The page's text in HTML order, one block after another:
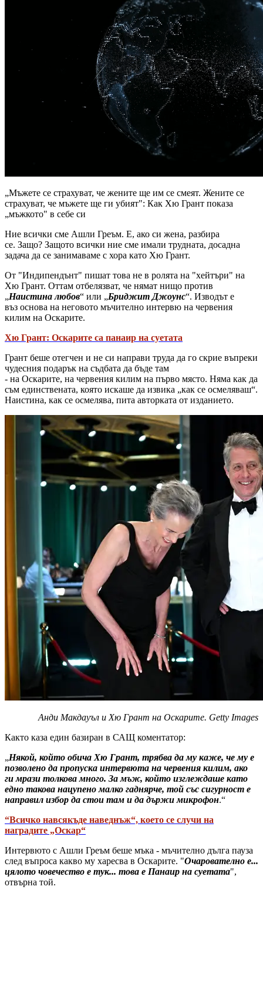
„Мъжете се страхуват, че жените ще им се смеят. Жените се
страхуват, че мъжете ще ги убият": Как Хю Грант показа
„мъжкото" в себе си
Ние всички сме Ашли Греъм. Е, ако си жена, разбира
се. Защо? Защото всички ние сме имали трудната, досадна
задача да се занимаваме с хора като Хю Грант.
От "Индипендънт" пишат това не в ролята на "хейтъри" на
Хю Грант. Оттам отбелязват, че нямат нищо против
„Наистина любов“ или „Бриджит Джоунс“. Изводът е
въз основа на неговото мъчително интервю на червения
килим на Оскарите.
Хю Грант: Оскарите са панаир на суетата
Грант беше отегчен и не си направи труда да го скрие въпреки
чудесния подарък на съдбата да бъде там
- на Оскарите, на червения килим на първо място. Няма как да
съм единствената, която искаше да извика „как се осмеляваш“.
Наистина, как се осмелява, пита авторката от изданието.
Анди Макдауъл и Хю Грант на Оскарите. Getty Images
Както каза един базиран в САЩ коментатор:
„Някой, който обича Хю Грант, трябва да му каже, че му е
позволено да пропуска интервюта на червения килим, ако
ги мрази толкова много. За мъж, който изглеждаше като
едно такова нацупено малко гаднярче, той със сигурност е
направил избор да стои там и да държи микрофон.“
“Всичко навсякъде наведнъж“, което се случи на
наградите „Оскар“
Интервюто с Ашли Греъм беше мъка - мъчително дълга пауза
след въпроса какво му харесва в Оскарите. "Очарователно е...
цялото човечество е тук... това е Панаир на суетата",
отвърна той.